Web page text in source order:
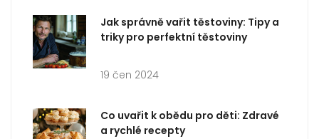
Jak správně vařit těstoviny: Tipy a
triky pro perfektní těstoviny
19 čen 2024
Co uvařit k obědu pro děti: Zdravé
a rychlé recepty